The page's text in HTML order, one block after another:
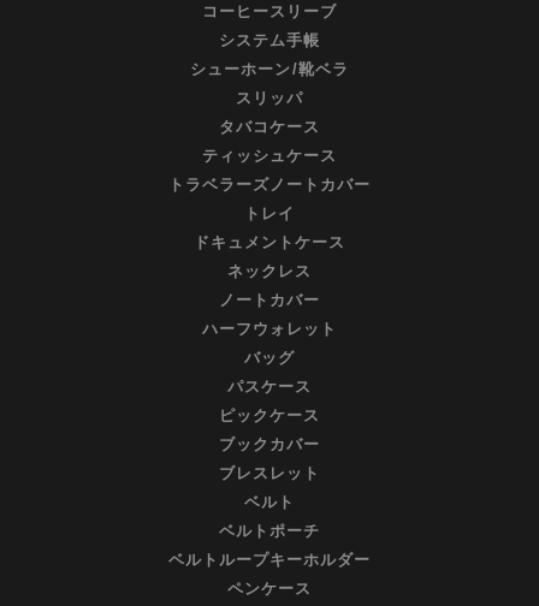
コーヒースリーブ
システム手帳
シューホーン/靴ベラ
スリッパ
タバコケース
ティッシュケース
トラベラーズノートカバー
トレイ
ドキュメントケース
ネックレス
ノートカバー
ハーフウォレット
バッグ
パスケース
ピックケース
ブックカバー
ブレスレット
ベルト
ベルトポーチ
ベルトループキーホルダー
ペンケース